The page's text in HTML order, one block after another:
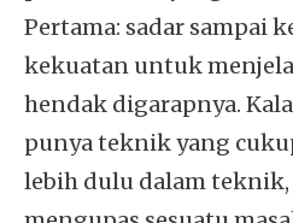
Pertama: sadar sampai
kekuatan untuk
hendak digarapnya.
punya teknik yang
lebih dulu dalam